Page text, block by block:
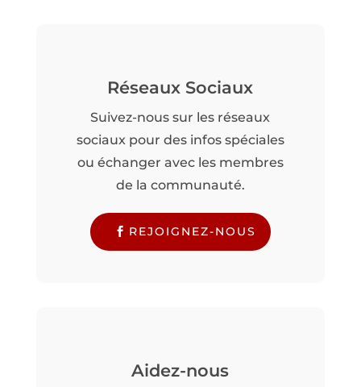
Réseaux Sociaux
Suivez-nous sur les réseaux
sociaux pour des infos spéciales
ou échanger avec les membres
de la communauté.
REJOIGNEZ-NOUS
Aidez-nous